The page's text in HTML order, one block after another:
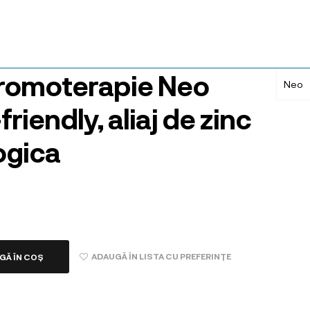
Neo
Neo
aliaj de zinc
ÎN COȘ ADAUGĂ ÎN LISTA CU PREFERINȚE